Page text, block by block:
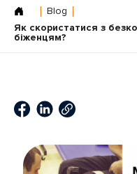
Blog
Як скористатися з
біженцям?